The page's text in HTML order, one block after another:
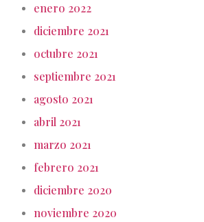
enero 2022
diciembre 2021
octubre 2021
septiembre 2021
agosto 2021
abril 2021
marzo 2021
febrero 2021
diciembre 2020
noviembre 2020